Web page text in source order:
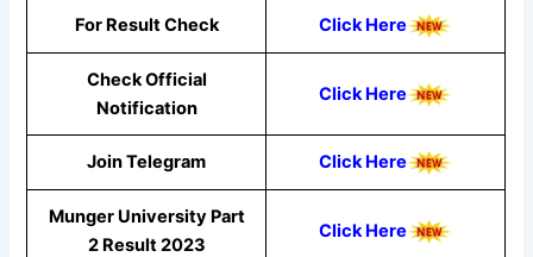
For Result Check Click Here
Check Official
Notification
Click Here
Join Telegram Click Here
Munger University Part
2 Result 2023
Click Here